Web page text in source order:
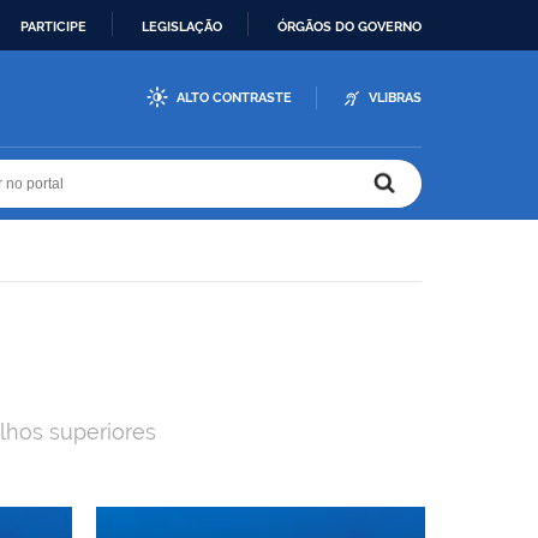
PARTICIPE LEGISLAÇÃO ÓRGÃOS DO GOVERNO
ALTO CONTRASTE VLIBRAS
superiores